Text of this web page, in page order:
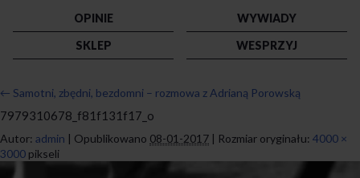
OPINIE
WYWIADY
SKLEP
WESPRZYJ
← Samotni, zbędni, bezdomni – rozmowa z Adrianą Porowską
7979310678_f81f131f17_o
Autor: admin | Opublikowano 08-01-2017 | Rozmiar oryginału: 4000 ×
3000 pikseli